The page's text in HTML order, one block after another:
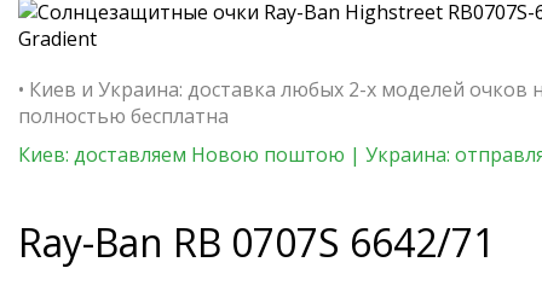
• Киев и Украина: доставка любых 2-х моделей очков
полностью бесплатна
Киев: доставляем Новою поштою | Украина:
Ray-Ban RB 0707S 6642/71